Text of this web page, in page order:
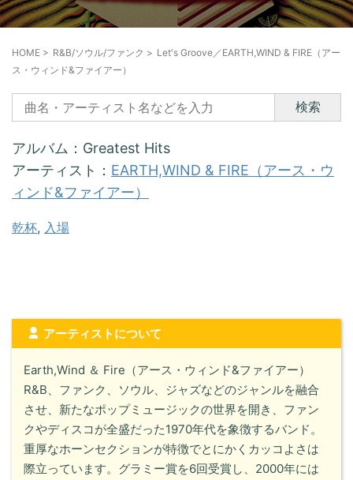
HOME > R&B/ソウル/ファンク > Let's Groove／EARTH,WIND & FIRE（アー
ス・ウィンド&ファイアー）
検索
アルバム：Greatest Hits
アーティスト： EARTH,WIND & FIRE（アース・ウ
ィンド&ファイアー）
乾杯, 入場
アーティストについて
Earth,Wind ＆ Fire（アース・ウィンド&ファイアー）
R&B、ファンク、ソウル、ジャズなどのジャンルを融合
させ、新たなポップミュージックの世界を開き、ファン
クやディスコが全盛だった1970年代を象徴するバンド。
重厚なホーンセクションが特徴でとにかくカッコよさは
際立っています。グラミー賞を6回受賞し、2000年には